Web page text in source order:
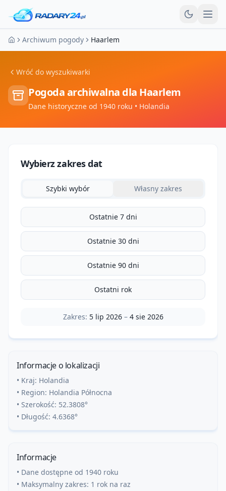
Strona główna
Archiwum pogody Haarlem
Wróć do wyszukiwarki
Pogoda archiwalna dla Haarlem
Dane historyczne od 1940 roku • Holandia
Wybierz zakres dat
Szybki wybór Własny zakres
Ostatnie 7 dni
Ostatnie 30 dni
Ostatnie 90 dni
Ostatni rok
Zakres: 5 lip 2026– 4 sie 2026
Informacje o lokalizacji
• Kraj: Holandia
• Region: Holandia Północna
• Szerokość: 52.3808°
• Długość: 4.6368°
Informacje
• Dane dostępne od 1940 roku
• Maksymalny zakres: 1 rok na raz